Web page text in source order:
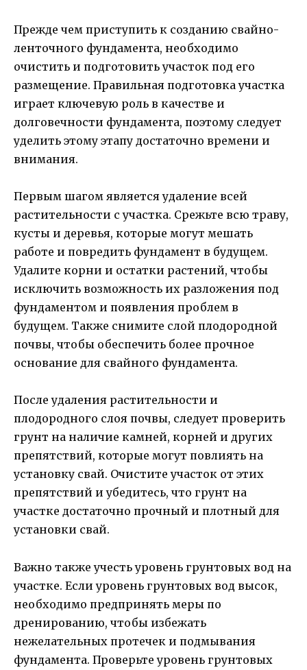
Прежде чем приступить к созданию свайно-
ленточного фундамента, необходимо
очистить и подготовить участок под его
размещение. Правильная подготовка участка
играет ключевую роль в качестве и
долговечности фундамента, поэтому следует
уделить этому этапу достаточно времени и
внимания.
Первым шагом является удаление всей
растительности с участка. Срежьте всю траву,
кусты и деревья, которые могут мешать
работе и повредить фундамент в будущем.
Удалите корни и остатки растений, чтобы
исключить возможность их разложения под
фундаментом и появления проблем в
будущем. Также снимите слой плодородной
почвы, чтобы обеспечить более прочное
основание для свайного фундамента.
После удаления растительности и
плодородного слоя почвы, следует проверить
грунт на наличие камней, корней и других
препятствий, которые могут повлиять на
установку свай. Очистите участок от этих
препятствий и убедитесь, что грунт на
участке достаточно прочный и плотный для
установки свай.
Важно также учесть уровень грунтовых вод на
участке. Если уровень грунтовых вод высок,
необходимо предпринять меры по
дренированию, чтобы избежать
нежелательных протечек и подмывания
фундамента. Проверьте уровень грунтовых